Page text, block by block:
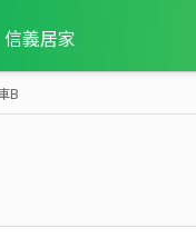
信義居家
B